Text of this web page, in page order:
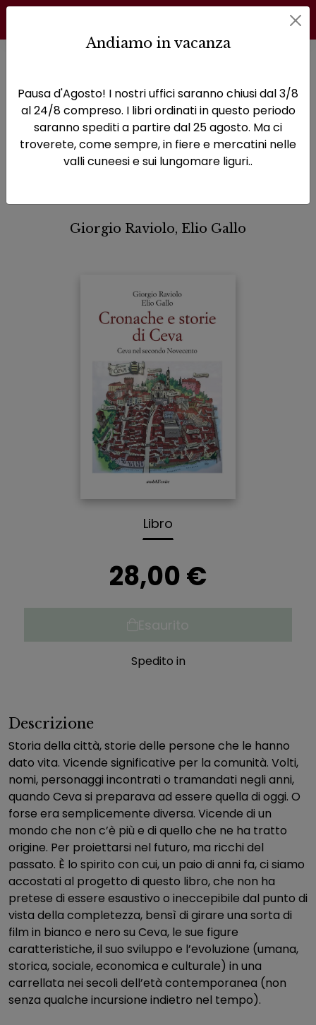
Cronache e storie di Ceva
Cronache e storie di
Ceva
Giorgio Raviolo, Elio Gallo
Libro
28,00 €
Spedito in
Descrizione
Storia della città, storie delle persone che le hanno
dato vita. Vicende significative per la comunità. Volti,
nomi, personaggi incontrati o tramandati negli anni,
quando Ceva si preparava ad essere quella di oggi. O
forse era semplicemente diversa. Vicende di un
mondo che non c’è più e di quello che ne ha tratto
origine. Per proiettarsi nel futuro, ma ricchi del
passato. È lo spirito con cui, un paio di anni fa, ci siamo
accostati al progetto di questo libro, che non ha
pretese di essere esaustivo o ineccepibile dal punto di
vista della completezza, bensì di girare una sorta di
film in bianco e nero su Ceva, le sue figure
caratteristiche, il suo sviluppo e l’evoluzione (umana,
storica, sociale, economica e culturale) in una
carrellata nei secoli dell’età contemporanea (non
senza qualche incursione indietro nel tempo).
Andiamo in vacanza
Pausa d'Agosto! I nostri uffici saranno chiusi dal 3/8
al 24/8 compreso. I libri ordinati in questo periodo
saranno spediti a partire dal 25 agosto. Ma ci
troverete, come sempre, in fiere e mercatini nelle
valli cuneesi e sui lungomare liguri..